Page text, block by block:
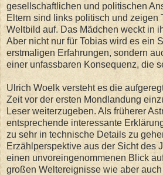
gesellschaftlichen und politischen
Eltern sind links politisch und zeigen
Weltbild auf. Das Mädchen weckt in
Aber nicht nur für Tobias wird es ein
erstmaligen Erfahrungen, sondern
einer unfassbaren Konsequenz, die
Ulrich Woelk versteht es die
Zeit vor der ersten Mondlandung
Leser weiterzugeben. Als früherer
entsprechende interessante
zu sehr in technische Details zu
Erzählperspektive aus der Sicht des
einen unvoreingenommenen Blick
großen Weltereignisse wie aber